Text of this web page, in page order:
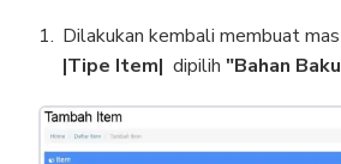
Dilakukan kembali membuat
|Tipe Item| dipilih "Bahan